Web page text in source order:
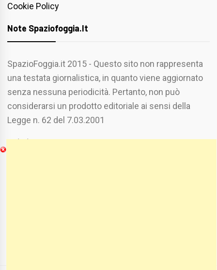
Cookie Policy
Note Spaziofoggia.it
SpazioFoggia.it 2015 - Questo sito non rappresenta
una testata giornalistica, in quanto viene aggiornato
senza nessuna periodicità. Pertanto, non può
considerarsi un prodotto editoriale ai sensi della
Legge n. 62 del 7.03.2001
Chi Siamo